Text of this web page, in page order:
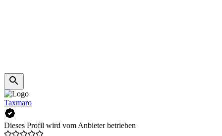
Taxmaro
Dieses Profil wird vom Anbieter betrieben